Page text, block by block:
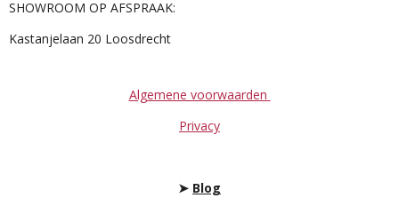
SHOWROOM OP AFSPRAAK:
Kastanjelaan 20 Loosdrecht
Algemene voorwaarden
Privacy
➤ Blog